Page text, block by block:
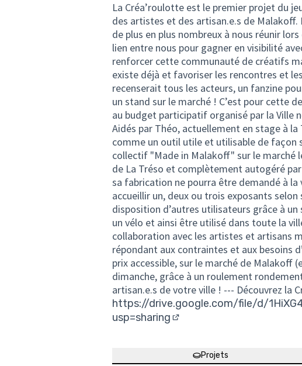
La Créa’roulotte est le premier projet du
des artistes et des artisan.e.s de
de plus en plus nombreux à nous réunir
lien entre nous pour gagner en visibilité
renforcer cette communauté de créatifs
existe déjà et favoriser les rencontres et
recenserait tous les acteurs, un fanzine
un stand sur le marché ! C’est pour cette
au budget participatif organisé par la
Aidés par Théo, actuellement en stage à
comme un outil utile et utilisable de façon
collectif "Made in Malakoff" sur le marché
de La Tréso et complètement autogéré
sa fabrication ne pourra être demandé à
accueillir un, deux ou trois exposants
disposition d’autres utilisateurs grâce à
un vélo et ainsi être utilisé dans toute la
collaboration avec les artistes et artisans
répondant aux contraintes et aux besoins
prix accessible, sur le marché de Malakoff
dimanche, grâce à un roulement
artisan.e.s de votre ville ! --- Découvrez la
https://drive.google.com/file/d/
usp=sharing
Projets